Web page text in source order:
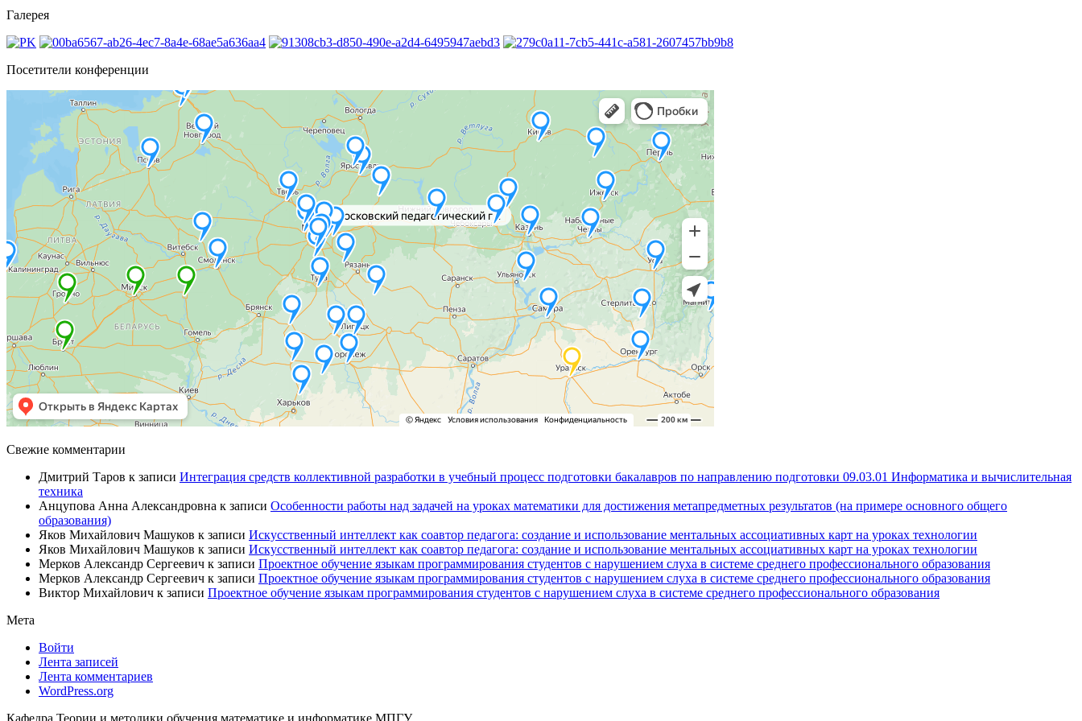
Галерея
Посетители конференции
Свежие комментарии
Дмитрий Таров к записи Интеграция средств коллективной разработки в учебный процесс подготовки бакалавров по направлению подготовки 09.03.01 Информатика и вычислительная
техника
Анцупова Анна Александровна к записи Особенности работы над задачей на уроках математики для достижения метапредметных результатов (на примере основного общего
образования)
Яков Михайлович Машуков к записи Искусственный интеллект как соавтор педагога: создание и использование ментальных ассоциативных карт на уроках технологии
Яков Михайлович Машуков к записи Искусственный интеллект как соавтор педагога: создание и использование ментальных ассоциативных карт на уроках технологии
Мерков Александр Сергеевич к записи Проектное обучение языкам программирования студентов с нарушением слуха в системе среднего профессионального образования
Мерков Александр Сергеевич к записи Проектное обучение языкам программирования студентов с нарушением слуха в системе среднего профессионального образования
Виктор Михайлович к записи Проектное обучение языкам программирования студентов с нарушением слуха в системе среднего профессионального образования
Мета
Войти
Лента записей
Лента комментариев
WordPress.org